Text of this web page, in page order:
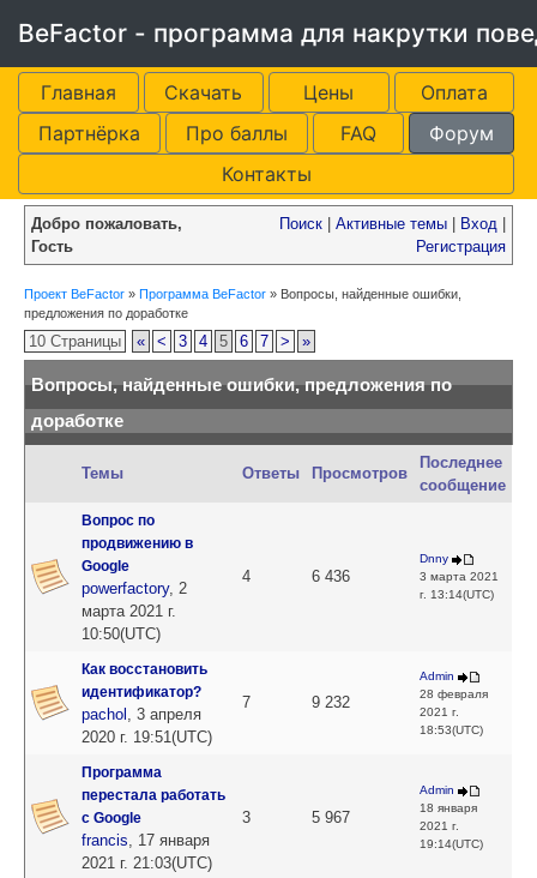
BeFactor - программа для накрутки
Главная Скачать Цены
Оплата
Партнёрка
Про баллы FAQ
Форум
Контакты
Добро пожаловать,
Гость
Поиск Активные темы Вход
Регистрация
Проект BeFactor » Программа BeFactor » Вопросы, найденные ошибки,
предложения по доработке
10 Страницы « < 3 4 5 6 7 > »
Вопросы, найденные ошибки, предложения по
доработке
Темы Ответы Просмотров
Последнее
сообщение
Вопрос по
продвижению в
Google
powerfactory, 2
марта 2021 г.
10:50(UTC)
4 6 436
Dnny
3 марта 2021
г. 13:14(UTC)
Как восстановить
идентификатор?
pachol , 3 апреля
2020 г. 19:51(UTC)
7 9 232
Admin
28 февраля
2021 г.
18:53(UTC)
Программа
перестала работать
с Google
francis, 17 января
2021 г. 21:03(UTC)
3 5 967
Admin
18 января
2021 г.
19:14(UTC)